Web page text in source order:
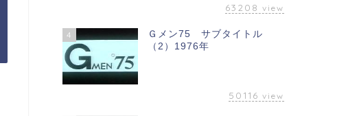
63208 view
4
Ｇメン75 サブタイトル
（2）1976年
50116 view